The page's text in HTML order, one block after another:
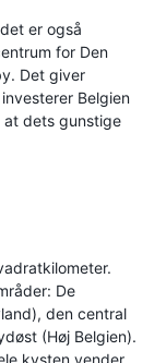
er også
for Den
Det giver
Belgien
at dets gunstige
De
den central
(Høj Belgien).